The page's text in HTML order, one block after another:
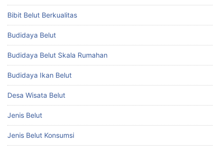
Bibit Belut Berkualitas
Budidaya Belut
Budidaya Belut Skala Rumahan
Budidaya Ikan Belut
Desa Wisata Belut
Jenis Belut
Jenis Belut Konsumsi